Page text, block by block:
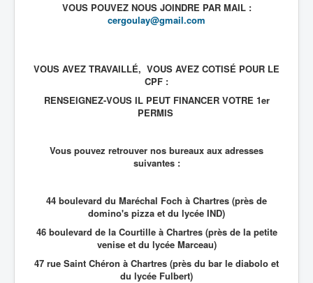
VOUS POUVEZ NOUS JOINDRE PAR MAIL :
cergoulay@gmail.com
VOUS AVEZ TRAVAILLÉ, VOUS AVEZ COTISÉ POUR LE
CPF :
RENSEIGNEZ-VOUS IL PEUT FINANCER VOTRE 1er
PERMIS
Vous pouvez retrouver nos bureaux aux adresses
suivantes :
44 boulevard du Maréchal Foch à Chartres (près de
domino's pizza et du lycée IND)
46 boulevard de la Courtille à Chartres (près de la petite
venise et du lycée Marceau)
47 rue Saint Chéron à Chartres (près du bar le diabolo et
du lycée Fulbert)